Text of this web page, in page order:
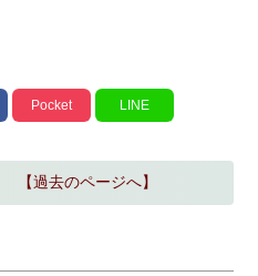
Pocket LINE
【過去のページへ】